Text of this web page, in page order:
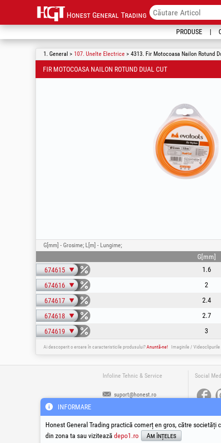
Honest General Trading
PRODUSE
1. General > 107. Unelte Electrice > 4313. Fir Motocoasa Nailon Rotund
FIR MOTOCOASA NAILON ROTUND DUAL CUT
G[mm] - Grosime; L[m] - Lungime;
G[mm]
674615
1.6
674616 2
674617 2.4
674618 2.7
674619 3
Ai descoperit o eroare în caracteristicile produsului?Anuntă-ne! Imaginile /
Infoline Tehnic & Service
suport@honest.ro
Social
INFORMARE
Honest General Trading practică comerț en gros, către
din zona ta sau vizitează depo1.ro Am înțeles